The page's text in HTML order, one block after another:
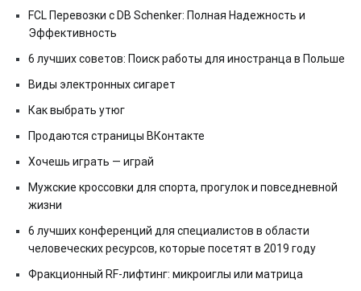
FCL Перевозки с DB Schenker: Полная Надежность и
Эффективность
6 лучших советов: Поиск работы для иностранца в Польше
Виды электронных сигарет
Как выбрать утюг
Продаются страницы ВКонтакте
Хочешь играть — играй
Мужские кроссовки для спорта, прогулок и повседневной
жизни
6 лучших конференций для специалистов в области
человеческих ресурсов, которые посетят в 2019 году
Фракционный RF-лифтинг: микроиглы или матрица